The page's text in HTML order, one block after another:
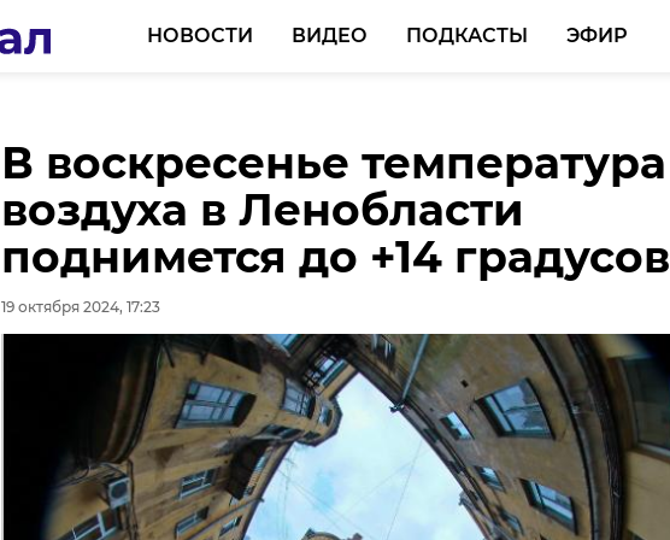
НОВОСТИ ВИДЕО ПОДКАСТЫ ЭФИР
В воскресенье температура
воздуха в Ленобласти
поднимется до +14 градусов
19 октября 2024, 17:23
Три производителя сметаны
Ленобласти получили Знак
качества
19 октября 2024, 16:11